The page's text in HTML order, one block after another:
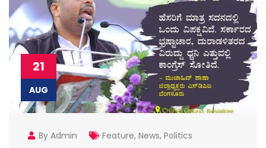
21
AUG
By Admin Feature, News, Politics